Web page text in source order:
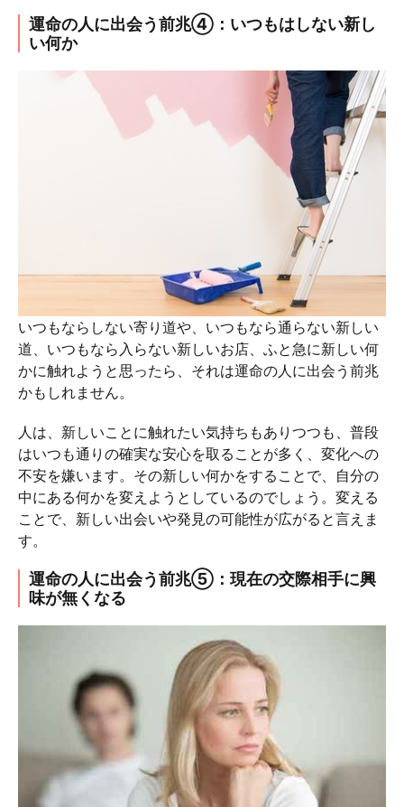
運命の人に出会う前兆④：いつもはしない新し
い何か
いつもならしない寄り道や、いつもなら通らない新しい
道、いつもなら入らない新しいお店、ふと急に新しい何
かに触れようと思ったら、それは運命の人に出会う前兆
かもしれません。
人は、新しいことに触れたい気持ちもありつつも、普段
はいつも通りの確実な安心を取ることが多く、変化への
不安を嫌います。その新しい何かをすることで、自分の
中にある何かを変えようとしているのでしょう。変える
ことで、新しい出会いや発見の可能性が広がると言えま
す。
運命の人に出会う前兆⑤：現在の交際相手に興
味が無くなる